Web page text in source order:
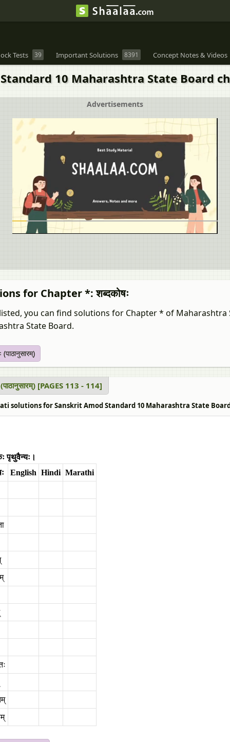
Tests 39 Important Solutions 8391 Concept Notes & Videos
10 Maharashtra State Board
Advertisements
for Chapter *: शब्दकोषः
you can find solutions for Chapter * of
State Board.
(पाठानुसारम्‌)
(पाठानुसारम्‌) [PAGES 113 - 114]
solutions for Sanskrit Amod Standard 10 Maharashtra State Board *
पृथुवैन्यः।
English Hindi Marathi